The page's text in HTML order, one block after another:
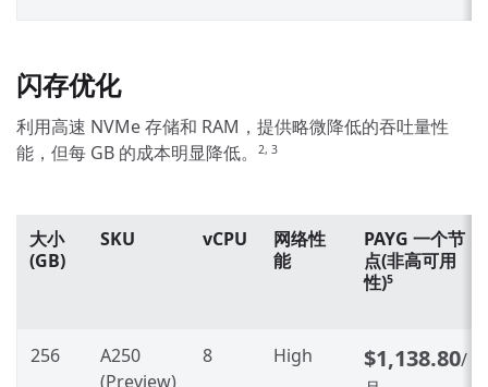
闪存优化
利用高速 NVMe 存储和 RAM，提供略微降低的吞吐量性
能，但每 GB 的成本明显降低。
2, 3
大小
(GB)
SKU vCPU
网络性
能
PAYG 一个节
点(非高可用
性)5
256
A250
(Preview)
8 High $1,138.80/